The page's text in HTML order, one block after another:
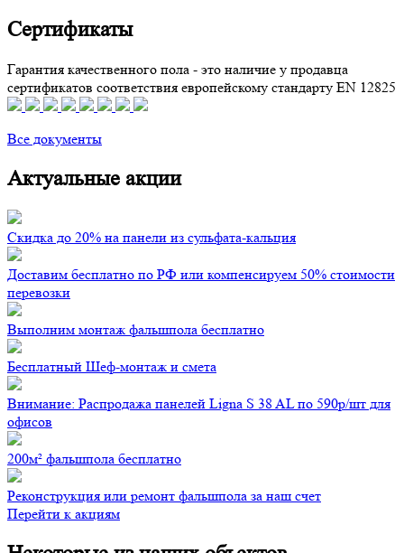
Сертификаты
Гарантия качественного пола - это наличие у продавца
сертификатов соответствия европейскому стандарту EN 12825
Все документы
Актуальные акции
Скидка до 20% на панели из сульфата-кальция
Доставим бесплатно по РФ или компенсируем 50% стоимости
перевозки
Выполним монтаж фальшпола бесплатно
Бесплатный Шеф-монтаж и смета
Внимание: Распродажа панелей Ligna S 38 AL по 590р/шт для
офисов
200м² фальшпола бесплатно
Реконструкция или ремонт фальшпола за наш счет
Перейти к акциям